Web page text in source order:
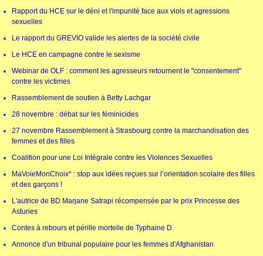
Rapport du HCE sur le déni et l'impunité face aux viols et agressions
sexuelles
Le rapport du GREVIO valide les alertes de la société civile
Le HCE en campagne contre le sexisme
Webinar de OLF : comment les agresseurs retournent le "consentement"
contre les victimes
Rassemblement de soutien à Betty Lachgar
28 novembre : débat sur les féminicides
27 novembre Rassemblement à Strasbourg contre la marchandisation des
femmes et des filles
Coalition pour une Loi Intégrale contre les Violences Sexuelles
MaVoieMonChoix* : stop aux idées reçues sur l’orientation scolaire des filles
et des garçons !
L'autrice de BD Marjane Satrapi récompensée par le prix Princesse des
Asturies
Contes à rebours et pérille mortelle de Typhaine D.
Annonce d'un tribunal populaire pour les femmes d'Afghanistan